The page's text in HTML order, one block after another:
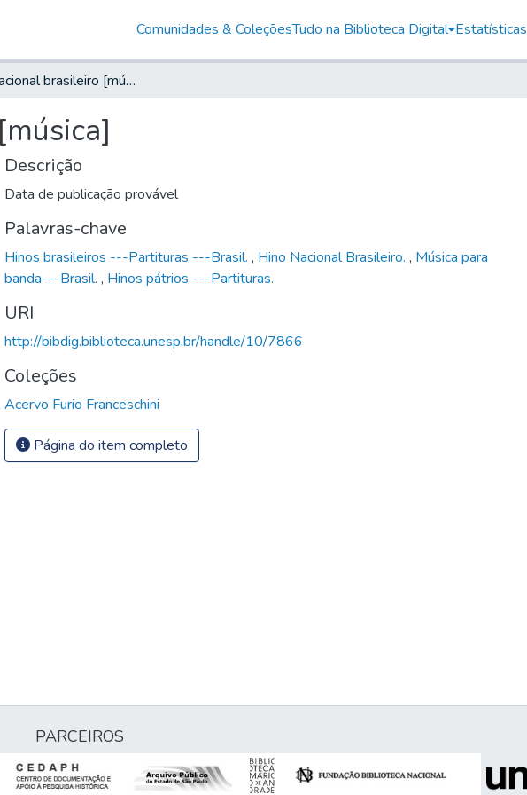
Comunidades & ColeçõesTudo na Biblioteca Digital Estatísticas
Hino nacional brasileiro [música]
Descrição
Data de publicação provável
Palavras-chave
Hinos brasileiros ---Partituras ---Brasil. , Hino Nacional Brasileiro. , Música para
banda---Brasil. , Hinos pátrios ---Partituras.
URI
http://bibdig.biblioteca.unesp.br/handle/10/7866
Coleções
Acervo Furio Franceschini
Página do item completo
PARCEIROS